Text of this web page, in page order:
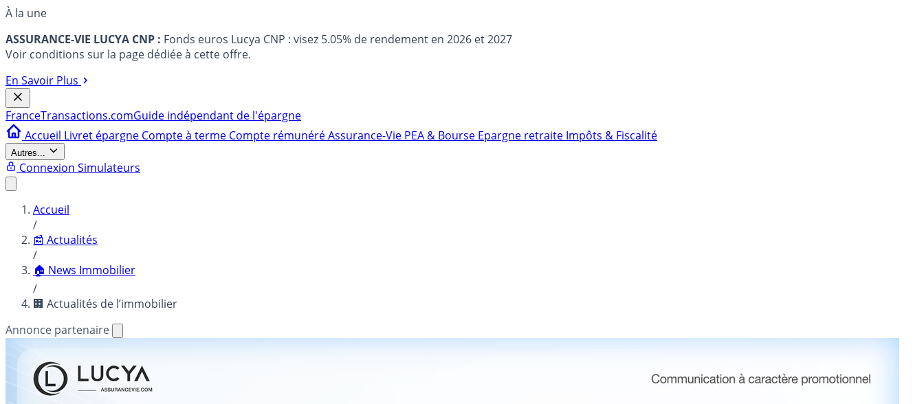
À la une
ASSURANCE-VIE LUCYA CNP : Fonds euros Lucya CNP : visez 5.05% de rendement en 2026 et 2027
Voir conditions sur la page dédiée à cette offre.
En Savoir Plus
FranceTransactions.comGuide indépendant de l'épargne
Accueil Livret épargne Compte à terme Compte rémunéréAssurance-Vie PEA & Bourse Epargne retraite Impôts & Fiscalité
Autres...
Connexion Simulateurs
Accueil
/
📰 Actualités
/
🏠 News Immobilier
/
🏢 Actualités de l’immobilier
Annonce partenaire